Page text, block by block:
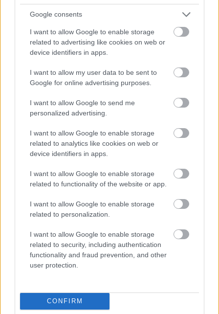
Google consents
I want to allow Google to enable storage
related to advertising like cookies on web or
device identifiers in apps.
I want to allow my user data to be sent to
Google for online advertising purposes.
I want to allow Google to send me
personalized advertising.
I want to allow Google to enable storage
related to analytics like cookies on web or
device identifiers in apps.
I want to allow Google to enable storage
related to functionality of the website or app.
I want to allow Google to enable storage
related to personalization.
I want to allow Google to enable storage
related to security, including authentication
functionality and fraud prevention, and other
user protection.
CONFIRM
Ma jelenik meg a budapestiFangler's első teljes
albuma, a Tisztul. A lemez fontos mérföldkő az
igényes, mégis közérthető pop rockban utazó ...